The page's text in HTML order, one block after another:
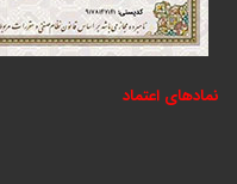
نمادهای اعتماد